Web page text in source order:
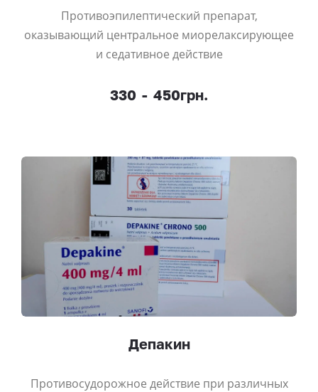
Противоэпилептический препарат,
оказывающий центральное миорелаксирующее
и седативное действие
330 - 450грн.
Депакин
Противосудорожное действие при различных